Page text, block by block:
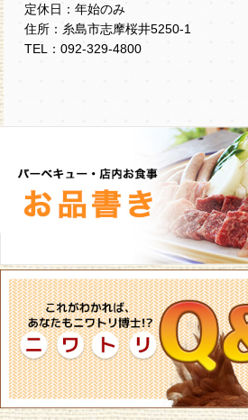
定休日：年始のみ
住所：糸島市志摩桜井5250-1
TEL：092-329-4800